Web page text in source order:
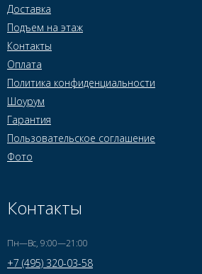
Доставка
Подъем на этаж
Контакты
Оплата
Политика конфиденциальности
Шоурум
Гарантия
Пользовательское соглашение
Фото
Контакты
Пн—Вс, 9:00—21:00
+7 (495) 320-03-58